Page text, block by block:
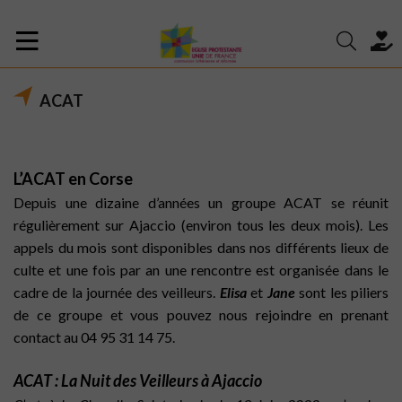
ACAT
L’ACAT en Corse
Depuis une dizaine d’années un groupe ACAT se réunit
régulièrement sur Ajaccio (environ tous les deux mois). Les
appels du mois sont disponibles dans nos différents lieux de
culte et une fois par an une rencontre est organisée dans le
cadre de la journée des veilleurs. Elisaet Jane sont les piliers
de ce groupe et vous pouvez nous rejoindre en prenant
contact au 04 95 31 14 75.
ACAT : La Nuit des Veilleurs à Ajaccio